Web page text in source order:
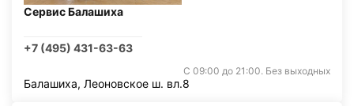
Сервис Балашиха
+7 (495) 431-63-63
С 09:00 до 21:00. Без выходных
Балашиха, Леоновское ш. вл.8